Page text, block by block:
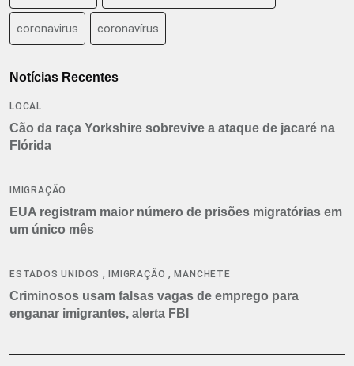
coronavirus coronavírus
Notícias Recentes
LOCAL
Cão da raça Yorkshire sobrevive a ataque de jacaré na
Flórida
IMIGRAÇÃO
EUA registram maior número de prisões migratórias em
um único mês
ESTADOS UNIDOS ,IMIGRAÇÃO ,MANCHETE
Criminosos usam falsas vagas de emprego para
enganar imigrantes, alerta FBI